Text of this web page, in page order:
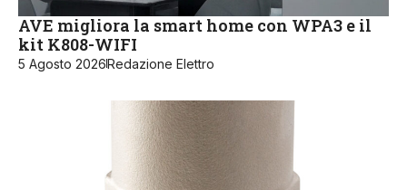
AVE migliora la smart home con WPA3 e il
kit K808-WIFI
5 Agosto 2026Redazione Elettro